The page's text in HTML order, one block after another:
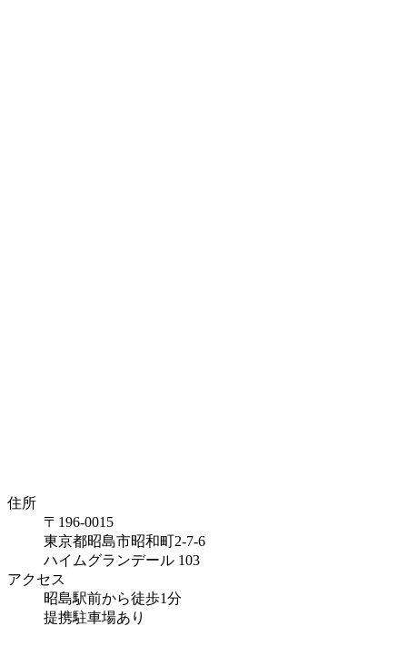
住所
〒196-0015
東京都昭島市昭和町2-7-6
ハイムグランデール 103
アクセス
昭島駅前から徒歩1分
提携駐車場あり